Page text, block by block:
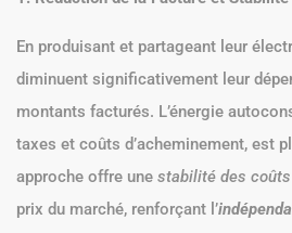
En produisant et partageant leur
diminuent significativement leur
montants facturés. L’énergie
taxes et coûts d’acheminement, est
approche offre une stabilité des coûts
prix du marché, renforçant l’